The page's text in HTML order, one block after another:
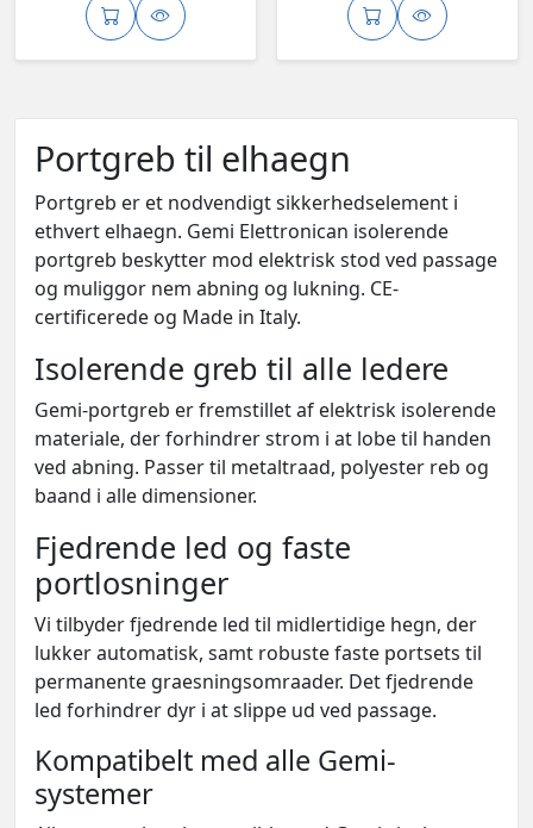
Portgreb til elhaegn
Portgreb er et nodvendigt sikkerhedselement i
ethvert elhaegn. Gemi Elettronican isolerende
portgreb beskytter mod elektrisk stod ved passage
og muliggor nem abning og lukning. CE-
certificerede og Made in Italy.
Isolerende greb til alle ledere
Gemi-portgreb er fremstillet af elektrisk isolerende
materiale, der forhindrer strom i at lobe til handen
ved abning. Passer til metaltraad, polyester reb og
baand i alle dimensioner.
Fjedrende led og faste
portlosninger
Vi tilbyder fjedrende led til midlertidige hegn, der
lukker automatisk, samt robuste faste portsets til
permanente graesningsomraader. Det fjedrende
led forhindrer dyr i at slippe ud ved passage.
Kompatibelt med alle Gemi-
systemer